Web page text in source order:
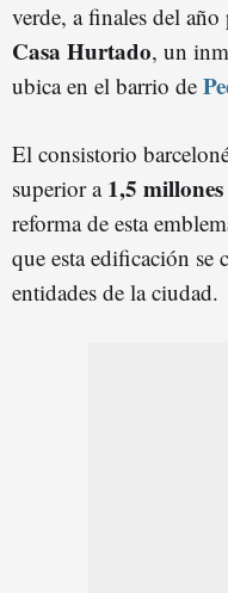
verde, a finales del
Casa Hurtado, un
ubica en el barrio de
El consistorio
superior a 1,5
reforma de esta
que esta edificación se
entidades de la ciudad.